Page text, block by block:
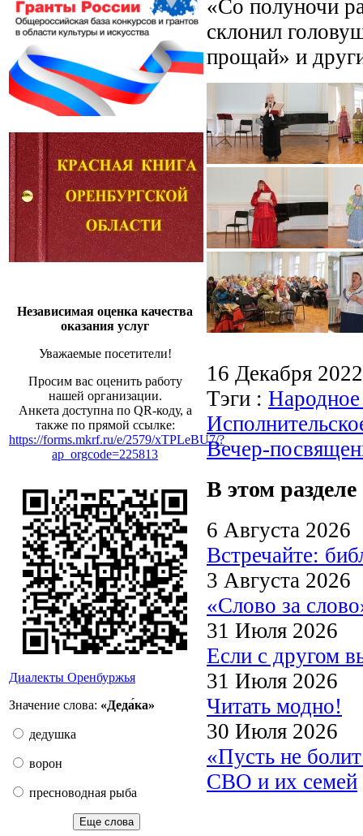
Независимая оценка качества
оказания услуг
Уважаемые посетители!
Просим вас оценить работу
нашей организации.
Анкета доступна по QR-коду, а
также по прямой ссылке:
https://forms.mkrf.ru/e/2579/xTPLeBU7/?
ap_orgcode=225813
Диалекты Оренбуржья
Значение слова: «Деда́ка»
дедушка
ворон
пресноводная рыба
Еще слова
«Со полуночи
склонил
прощай» и
16 Декабря
Тэги : Народное
Вечер-
В этом разделе
6 Августа 2026
Встречайте:
3 Августа 2026
«Слово за
31 Июля 2026
Если с другом
31 Июля 2026
Читать модно!
30 Июля 2026
«Пусть не
СВО и их семей